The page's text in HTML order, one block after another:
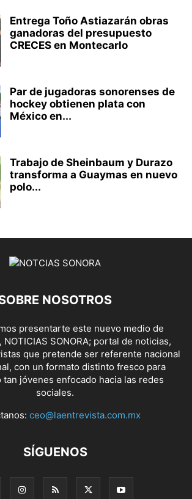
Entrega Toño Astiazarán obras
ganadoras del presupuesto
CRECES en Montecarlo
Par de jugadoras sonorenses de
hockey obtienen plata con
México en...
Trabajo de Sheinbaum y Durazo
transforma a Guaymas en nuevo
polo...
NOSOTROS
presentarte este nuevo medio de
SONORA; portal de noticias,
que pretende ser referente nacional
con un formato distinto fresco para
tan jóvenes enfocado hacia las redes
sociales.
ceo@laentrevista.com.mx
SÍGUENOS